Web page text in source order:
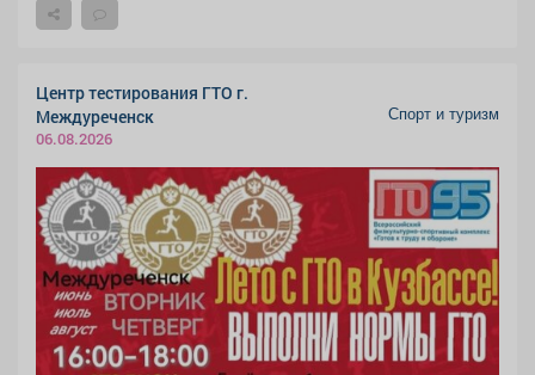
Центр тестирования ГТО г.
Междуреченск
06.08.2026
Спорт и туризм